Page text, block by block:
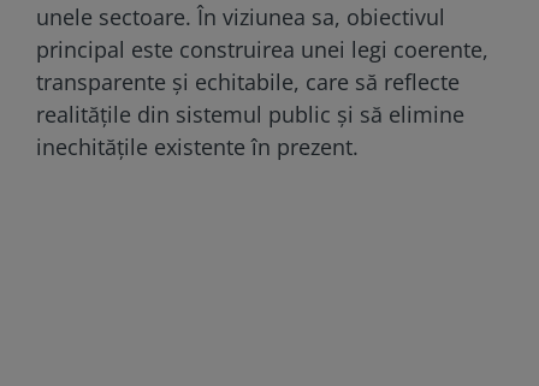
unele sectoare. În viziunea sa, obiectivul
principal este construirea unei legi coerente,
transparente și echitabile, care să reflecte
realitățile din sistemul public și să elimine
inechitățile existente în prezent.